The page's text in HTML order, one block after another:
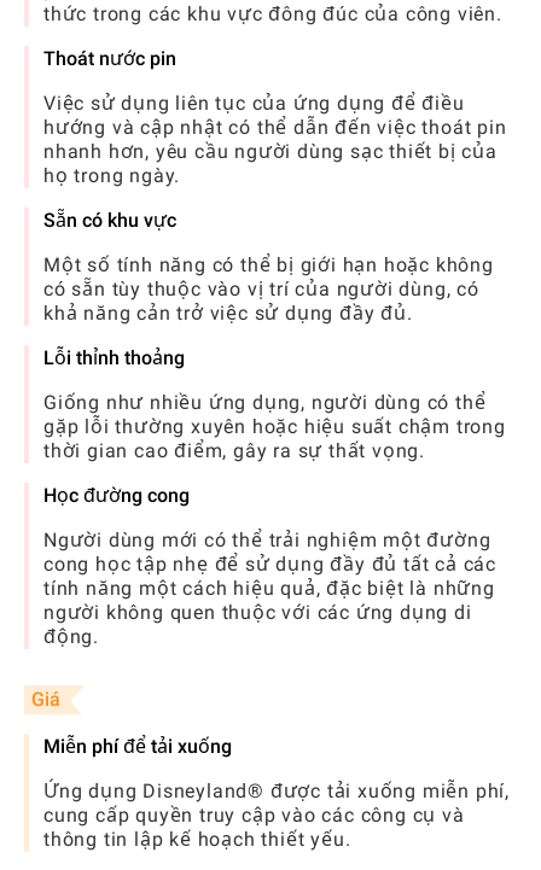
thức trong các khu vực đông đúc của công viên.
Thoát nước pin
Việc sử dụng liên tục của ứng dụng để điều
hướng và cập nhật có thể dẫn đến việc thoát pin
nhanh hơn, yêu cầu người dùng sạc thiết bị của
họ trong ngày.
Sẵn có khu vực
Một số tính năng có thể bị giới hạn hoặc không
có sẵn tùy thuộc vào vị trí của người dùng, có
khả năng cản trở việc sử dụng đầy đủ.
Lỗi thỉnh thoảng
Giống như nhiều ứng dụng, người dùng có thể
gặp lỗi thường xuyên hoặc hiệu suất chậm trong
thời gian cao điểm, gây ra sự thất vọng.
Học đường cong
Người dùng mới có thể trải nghiệm một đường
cong học tập nhẹ để sử dụng đầy đủ tất cả các
tính năng một cách hiệu quả, đặc biệt là những
người không quen thuộc với các ứng dụng di
động.
Giá
Miễn phí để tải xuống
Ứng dụng Disneyland® được tải xuống miễn phí,
cung cấp quyền truy cập vào các công cụ và
thông tin lập kế hoạch thiết yếu.